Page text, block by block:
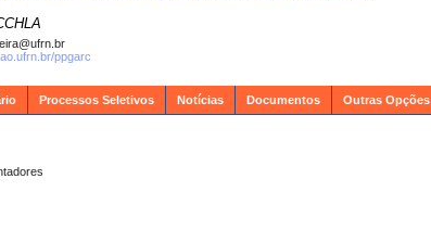
ppgarc
Processos Seletivos Notícias Documentos Outras Opções